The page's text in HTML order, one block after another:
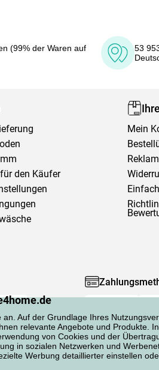
Auf der Grundlage Ihres
relevante Angebote und Produkte.
von Cookies und der
in sozialen Netzwerken und
Werbung detaillierter einstellen
(99% der Waren auf
53
den Käufer
Mein